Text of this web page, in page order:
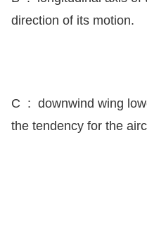
direction of its motion.
C : downwind wing
the tendency for the